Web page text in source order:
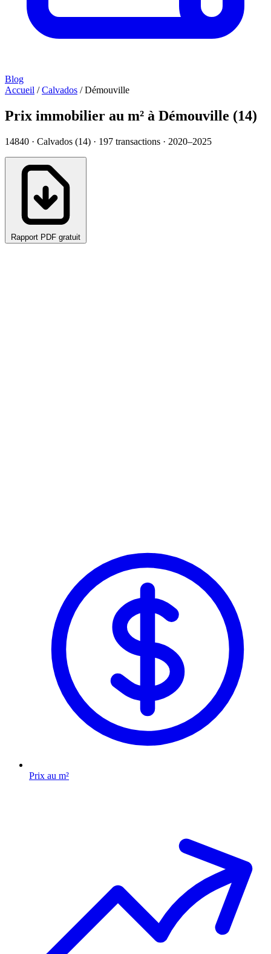
Blog
Accueil / Calvados / Démouville
Prix immobilier au m² à Démouville (14)
14840 · Calvados (14) · 197 transactions · 2020–2025
Rapport PDF gratuit
Prix au m²